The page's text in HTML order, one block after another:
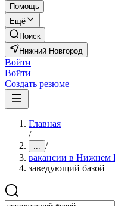
Помощь
Ещё
Поиск
Нижний Новгород
Войти
Войти
Создать резюме
Главная
/
... /
вакансии в Нижнем
заведующий базой